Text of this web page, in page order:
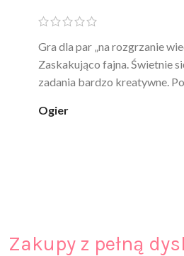
Ten żel intymny to był strzał
poprawia komfort, ale też
ciepła. Nie uczula, bez
Zakupy z pełną